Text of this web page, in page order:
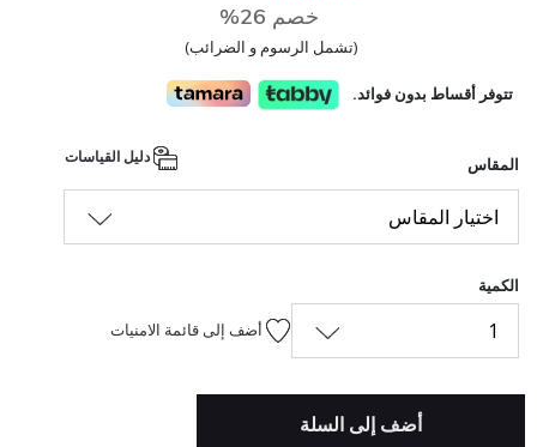
خصم 26%
(تشمل الرسوم و الضرائب)
تتوفر أقساط بدون فوائد.
المقاس
اختيار المقاس
الكمية
1 أضف إلى قائمة الامنيات
أضف إلى السلة